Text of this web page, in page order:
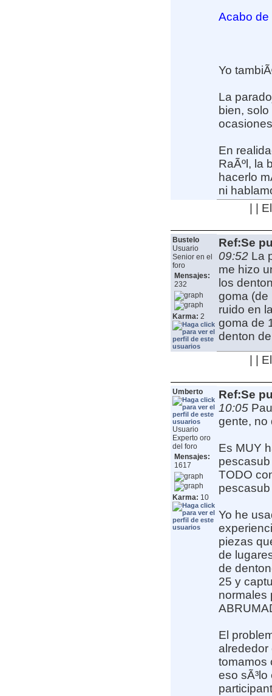
Acabo
Yo
La
bien,
En
RaÃºl, la
hacerlo
ni
| |
Bustelo
Usuario
Senior en el
foro
Mensajes:
232
Karma: 2
Ref:Se
09:52 La
me hizo
los
goma (de
ruido en
goma de
denton
| |
Umberto
Usuario
Experto oro
del foro
Mensajes:
1617
Karma: 10
Ref:Se
10:05
gente, no
Es MUY
TODO
pescasub
Yo he
piezas
de
de
25 y
normales
El
alrededor
tomamos
eso